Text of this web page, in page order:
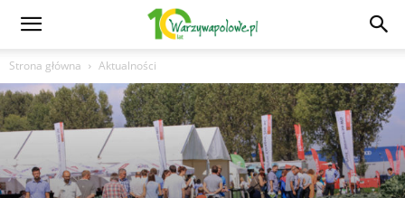
Strona główna Aktualności